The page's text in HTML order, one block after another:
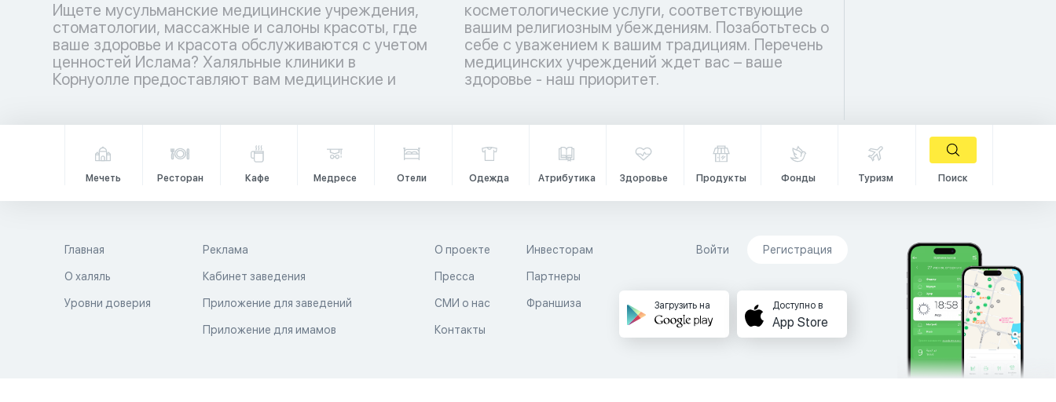
Ищете мусульманские медицинские учреждения,
стоматологии, массажные и салоны красоты, где
ваше здоровье и красота обслуживаются с учетом
ценностей Ислама? Халяльные клиники в
Корнуолле предоставляют вам медицинские и
косметологические услуги, соответствующие
вашим религиозным убеждениям. Позаботьтесь о
себе с уважением к вашим традициям. Перечень
медицинских учреждений ждет вас – ваше
здоровье - наш приоритет.
Мечеть Ресторан Кафе Медресе Отели Одежда Атрибутика Здоровье Продукты Фонды Туризм Поиск
Главная
О халяль
Уровни доверия
Реклама
Кабинет заведения
Приложение для заведений
Приложение для имамов
О проекте
Пресса
СМИ о нас
Контакты
Инвесторам
Партнеры
Франшиза
Войти Регистрация
Загрузить на Доступно в
App Store